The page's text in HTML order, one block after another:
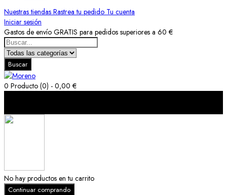
Nuestras tiendas Rastrea tu pedido Tu cuenta
Iniciar sesión
Gastos de envío GRATIS para pedidos superiores a 60 €
Buscar
0 Producto (0) - 0,00 €
No hay productos en tu carrito
Continuar comprando